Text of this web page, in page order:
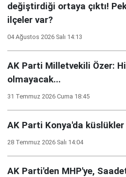
değiştirdiği ortaya çıktı!
ilçeler var?
04 Ağustos 2026 Salı 14:13
AK Parti Milletvekili Özer:
olmayacak...
31 Temmuz 2026 Cuma 18:45
AK Parti Konya'da küslükler
28 Temmuz 2026 Salı 14:04
AK Parti'den MHP'ye,